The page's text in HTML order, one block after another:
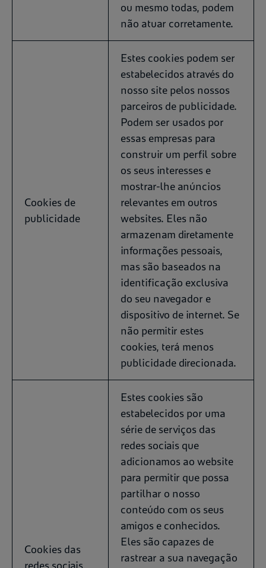
ou mesmo todas, podem
não atuar corretamente.
Cookies de
publicidade
Estes cookies podem ser
estabelecidos através do
nosso site pelos nossos
parceiros de publicidade.
Podem ser usados por
essas empresas para
construir um perfil sobre
os seus interesses e
mostrar-lhe anúncios
relevantes em outros
websites. Eles não
armazenam diretamente
informações pessoais,
mas são baseados na
identificação exclusiva
do seu navegador e
dispositivo de internet. Se
não permitir estes
cookies, terá menos
publicidade direcionada.
Cookies das
Estes cookies são
estabelecidos por uma
série de serviços das
redes sociais que
adicionamos ao website
para permitir que possa
partilhar o nosso
conteúdo com os seus
amigos e conhecidos.
Eles são capazes de
rastrear a sua navegação